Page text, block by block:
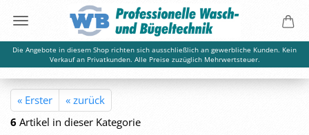
Die Angebote in diesem Shop richten sich ausschließlich an gewerbliche Kunden. Kein
Verkauf an Privatkunden. Alle Preise zuzüglich Mehrwertsteuer.
« Erster
« zurück
6 Artikel in dieser Kategorie